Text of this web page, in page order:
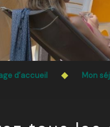
d’accueil Mon